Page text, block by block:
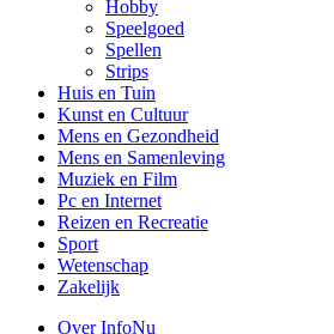
Hobby
Speelgoed
Spellen
Strips
Huis en Tuin
Kunst en Cultuur
Mens en Gezondheid
Mens en Samenleving
Muziek en Film
Pc en Internet
Reizen en Recreatie
Sport
Wetenschap
Zakelijk
Over InfoNu